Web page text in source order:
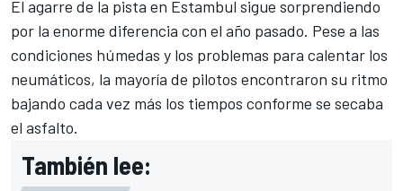
El agarre de la pista en Estambul sigue sorprendiendo
por la enorme diferencia con el año pasado. Pese a las
condiciones húmedas y los problemas para calentar los
neumáticos, la mayoría de pilotos encontraron su ritmo
bajando cada vez más los tiempos conforme se secaba
el asfalto.
También lee: